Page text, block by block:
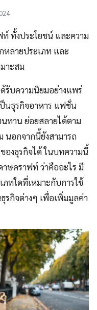
ท์ ทั้งประโยชน์ และความ
หลายประเภท และ
าะสม
รับความนิยมอย่างแพร่
นธุรกิจอาหาร แฟชั่น
นทาน ย่อยสลายได้ตาม
นอกจากนี้ยังสามารถ
งธุรกิจได้ ในบทความนี้
าษคราฟท์ ว่าคืออะไร มี
ภทใดที่เหมาะกับการใช้
รกิจต่างๆ เพื่อเพิ่มมูลค่า